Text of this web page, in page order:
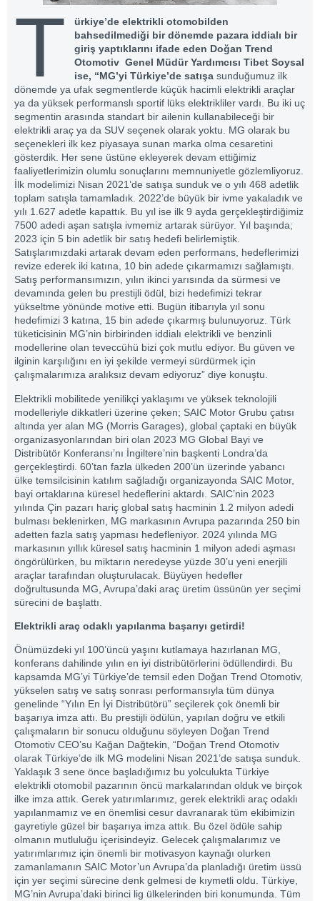
T
ürkiye’de elektrikli otomobilden
bahsedilmediği bir dönemde pazara iddialı bir
giriş yaptıklarını ifade eden Doğan Trend
Otomotiv Genel Müdür Yardımcısı Tibet Soysal
ise, “MG’yi Türkiye’de satışa sunduğumuz ilk
dönemde ya ufak segmentlerde küçük hacimli elektrikli araçlar
ya da yüksek performanslı sportif lüks elektrikliler vardı. Bu iki uç
segmentin arasında standart bir ailenin kullanabileceği bir
elektrikli araç ya da SUV seçenek olarak yoktu. MG olarak bu
seçenekleri ilk kez piyasaya sunan marka olma cesaretini
gösterdik. Her sene üstüne ekleyerek devam ettiğimiz
faaliyetlerimizin olumlu sonuçlarını memnuniyetle gözlemliyoruz.
İlk modelimizi Nisan 2021’de satışa sunduk ve o yılı 468 adetlik
toplam satışla tamamladık. 2022’de büyük bir ivme yakaladık ve
yılı 1.627 adetle kapattık. Bu yıl ise ilk 9 ayda gerçekleştirdiğimiz
7500 adedi aşan satışla ivmemiz artarak sürüyor. Yıl başında;
2023 için 5 bin adetlik bir satış hedefi belirlemiştik.
Satışlarımızdaki artarak devam eden performans, hedeflerimizi
revize ederek iki katına, 10 bin adede çıkarmamızı sağlamıştı.
Satış performansımızın, yılın ikinci yarısında da sürmesi ve
devamında gelen bu prestijli ödül, bizi hedefimizi tekrar
yükseltme yönünde motive etti. Bugün itibarıyla yıl sonu
hedefimizi 3 katına, 15 bin adede çıkarmış bulunuyoruz. Türk
tüketicisinin MG’nin birbirinden iddialı elektrikli ve benzinli
modellerine olan teveccühü bizi çok mutlu ediyor. Bu güven ve
ilginin karşılığını en iyi şekilde vermeyi sürdürmek için
çalışmalarımıza aralıksız devam ediyoruz” diye konuştu.
Elektrikli mobilitede yenilikçi yaklaşımı ve yüksek teknolojili
modelleriyle dikkatleri üzerine çeken; SAIC Motor Grubu çatısı
altında yer alan MG (Morris Garages), global çaptaki en büyük
organizasyonlarından biri olan 2023 MG Global Bayi ve
Distribütör Konferansı’nı İngiltere’nin başkenti Londra’da
gerçekleştirdi. 60’tan fazla ülkeden 200’ün üzerinde yabancı
ülke temsilcisinin katılım sağladığı organizayonda SAIC Motor,
bayi ortaklarına küresel hedeflerini aktardı. SAIC’nin 2023
yılında Çin pazarı hariç global satış hacminin 1.2 milyon adedi
bulması beklenirken, MG markasının Avrupa pazarında 250 bin
adetten fazla satış yapması hedefleniyor. 2024 yılında MG
markasının yıllık küresel satış hacminin 1 milyon adedi aşması
öngörülürken, bu miktarın neredeyse yüzde 30’u yeni enerjili
araçlar tarafından oluşturulacak. Büyüyen hedefler
doğrultusunda MG, Avrupa’daki araç üretim üssünün yer seçimi
sürecini de başlattı.
Elektrikli araç odaklı yapılanma başarıyı getirdi!
Önümüzdeki yıl 100’üncü yaşını kutlamaya hazırlanan MG,
konferans dahilinde yılın en iyi distribütörlerini ödüllendirdi. Bu
kapsamda MG’yi Türkiye’de temsil eden Doğan Trend Otomotiv,
yükselen satış ve satış sonrası performansıyla tüm dünya
genelinde “Yılın En İyi Distribütörü” seçilerek çok önemli bir
başarıya imza attı. Bu prestijli ödülün, yapılan doğru ve etkili
çalışmaların bir sonucu olduğunu söyleyen Doğan Trend
Otomotiv CEO’su Kağan Dağtekin, “Doğan Trend Otomotiv
olarak Türkiye’de ilk MG modelini Nisan 2021’de satışa sunduk.
Yaklaşık 3 sene önce başladığımız bu yolculukta Türkiye
elektrikli otomobil pazarının öncü markalarından olduk ve birçok
ilke imza attık. Gerek yatırımlarımız, gerek elektrikli araç odaklı
yapılanmamız ve en önemlisi cesur davranarak tüm ekibimizin
gayretiyle güzel bir başarıya imza attık. Bu özel ödüle sahip
olmanın mutluluğu içerisindeyiz. Gelecek çalışmalarımız ve
yatırımlarımız için önemli bir motivasyon kaynağı olurken
zamanlamanın SAIC Motor’un Avrupa’da planladığı üretim üssü
için yer seçimi sürecine denk gelmesi de kıymetli oldu. Türkiye,
MG’nin Avrupa’daki birinci lig ülkelerinden biri konumunda. Tüm